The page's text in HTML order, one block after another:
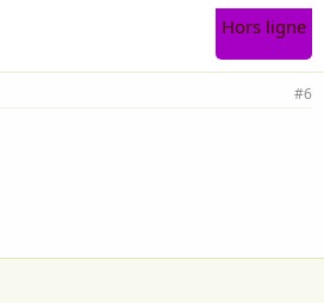
Hors ligne
#6